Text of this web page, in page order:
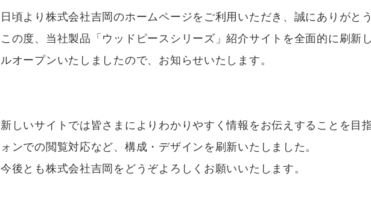
日頃より株式会社吉岡のホームページをご利用いただき、誠にありがと
この度、当社製品「ウッドピースシリーズ」紹介サイトを全面的に刷新
ルオープンいたしましたので、お知らせいたします。
新しいサイトでは皆さまによりわかりやすく情報をお伝えすることを目
ォンでの閲覧対応など、構成・デザインを刷新いたしました。
今後とも株式会社吉岡をどうぞよろしくお願いいたします。